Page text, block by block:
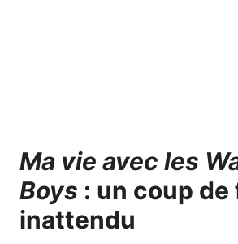
Ma vie avec les
Boys : un coup de
inattendu